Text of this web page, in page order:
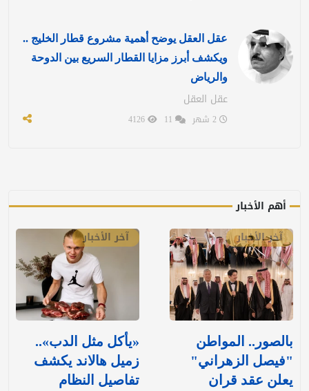
عقل العقل يوضح أهمية مشروع قطار الخليج ..
ويكشف أبرز مزايا القطار السريع بين الدوحة
والرياض
عقل العقل
أهم الأخبار
آخر الأخبار
بالصور.. المواطن
"فيصل الزهراني"
يعلن عقد قران
آخر الأخبار
«يأكل مثل الدب»..
زميل هالاند يكشف
تفاصيل النظام